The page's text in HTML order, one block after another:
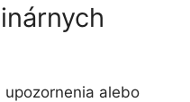
upozornenia alebo